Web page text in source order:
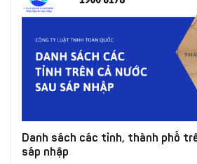
Danh sách các tỉnh, thành phố
sáp nhập